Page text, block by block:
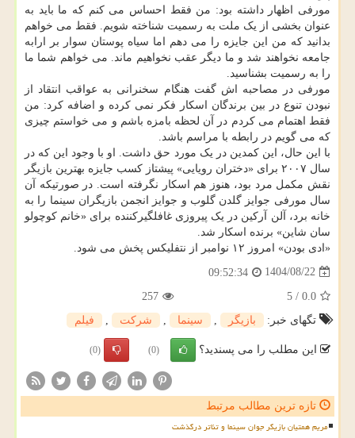
مورفی اظهار داشته بود: من فقط احساس می کنم که ما باید به
عنوان بخشی از یک ملت به رسمیت شناخته شویم. فقط می خواهم
بدانید که من این جایزه را می دهم اما سیاه پوستان سوار بر ارابه
جامعه نخواهند شد و ما دیگر عقب نخواهیم ماند. می خواهم شما ما
را به رسمیت بشناسید.
مورفی در مصاحبه اش گفت هنگام سخنرانی به عواقب انتقاد از
نبودن تنوع در بین برندگان اسکار فکر نمی کرده و اضافه کرد: من
فقط اهتمام می کردم در آن لحظه بامزه باشم و می خواستم چیزی
که می گویم در رابطه با مراسم باشد.
با این حال، این کمدین در یک مورد حق داشت. او با وجود این که در
سال ۲۰۰۷ برای «دختران رویایی» پیشتاز کسب جایزه بهترین بازیگر
نقش مکمل مرد بود، هنوز هم اسکار نگرفته است. در صورتیکه آن
سال مورفی جوایز گلدن گلوب و جوایز انجمن بازیگران سینما را به
خانه برد، آلن آرکین در یک پیروزی غافلگیرکننده برای «خانم کوچولو
سان شاین» برنده اسکار شد.
«ادی بودن» امروز ۱۲ نوامبر از نتفلیکس پخش می شود.
1404/08/22
09:52:34
0.0
/
5
257
تگهای خبر:
بازیگر سینما شركت فیلم
این مطلب را می پسندید؟ (0)
(0)
تازه ترین مطالب مرتبط
مریم همتیان بازیگر جوان سینما و تئاتر درگذشت